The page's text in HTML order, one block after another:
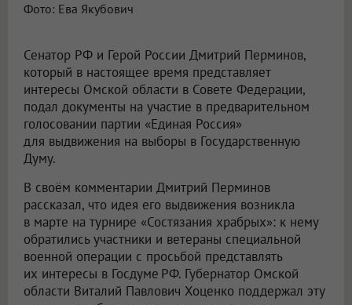
Фото: Ева Якубович
Сенатор РФ и Герой России Дмитрий Перминов,
который в настоящее время представляет
интересы Омской области в Совете Федерации,
подал документы на участие в предварительном
голосовании партии «Единая Россия»
для выдвижения на выборы в Государственную
Думу.
В своём комментарии Дмитрий Перминов
рассказал, что идея его выдвижения возникла
в марте на турнире «Состязания храбрых»: к нему
обратились участники и ветераны специальной
военной операции с просьбой представлять
их интересы в Госдуме РФ. Губернатор Омской
области Виталий Павлович Хоценко поддержал эту